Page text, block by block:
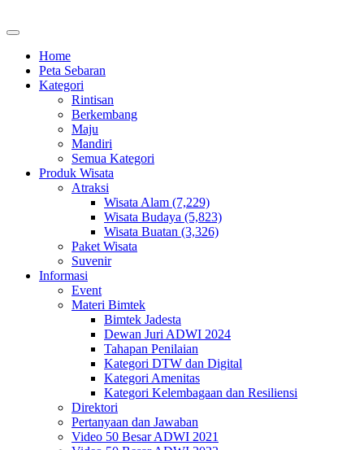
Home
Peta Sebaran
Kategori
Rintisan
Berkembang
Maju
Mandiri
Semua Kategori
Produk Wisata
Atraksi
Wisata Alam (7,229)
Wisata Budaya (5,823)
Wisata Buatan (3,326)
Paket Wisata
Suvenir
Informasi
Event
Materi Bimtek
Bimtek Jadesta
Dewan Juri ADWI 2024
Tahapan Penilaian
Kategori DTW dan Digital
Kategori Amenitas
Kategori Kelembagaan dan Resiliensi
Direktori
Pertanyaan dan Jawaban
Video 50 Besar ADWI 2021